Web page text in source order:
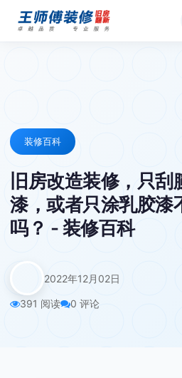
装修百科
旧房改造装修，只
漆，或者只涂乳胶漆
吗？ - 装修百科
2022年12月02日
391 阅读 0 评论